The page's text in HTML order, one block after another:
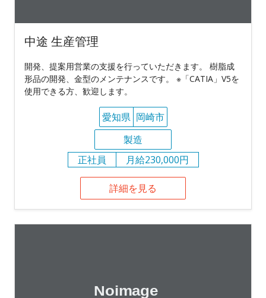
中途 生産管理
開発、提案用営業の支援を行っていただきます。 樹脂成
形品の開発、金型のメンテナンスです。 ※「CATIA」V5を
使用できる方、歓迎します。
愛知県 岡崎市
製造
正社員
月給230,000円
詳細を見る